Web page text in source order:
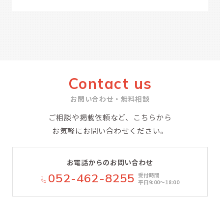
Contact us
お問い合わせ・無料相談
ご相談や掲載依頼など、こちらから
お気軽にお問い合わせください。
お電話からのお問い合わせ
052-462-8255 受付時間
平日9:00〜18:00